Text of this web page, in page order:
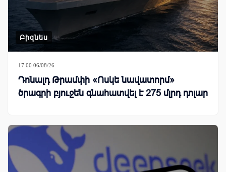
Բիզնես
17:00 06/08/26
Դոնալդ Թրամփի «Ոսկե նավատորմ»
ծրագրի բյուջեն գնահատվել է 275 մլրդ դոլար